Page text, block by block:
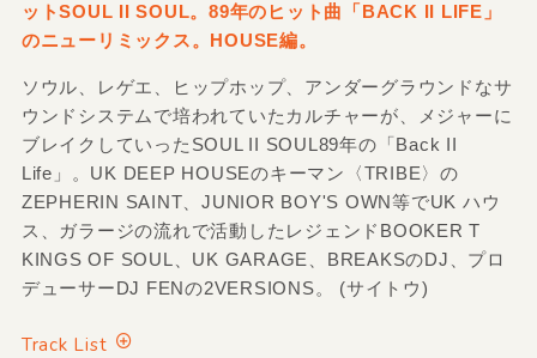
ットSOUL II SOUL。89年のヒット曲「BACK II LIFE」
のニューリミックス。HOUSE編。
ソウル、レゲエ、ヒップホップ、アンダーグラウンドなサ
ウンドシステムで培われていたカルチャーが、メジャーに
ブレイクしていったSOUL II SOUL89年の「Back II
Life」。UK DEEP HOUSEのキーマン〈TRIBE〉の
ZEPHERIN SAINT、JUNIOR BOY'S OWN等でUK ハウ
ス、ガラージの流れで活動したレジェンドBOOKER T
KINGS OF SOUL、UK GARAGE、BREAKSのDJ、プロ
デューサーDJ FENの2VERSIONS。 (サイトウ)
Track List